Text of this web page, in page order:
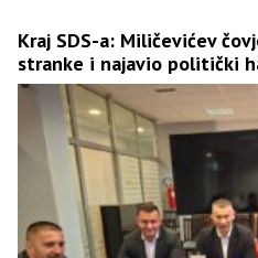
Kraj SDS-a: Miličevićev
stranke i najavio politički